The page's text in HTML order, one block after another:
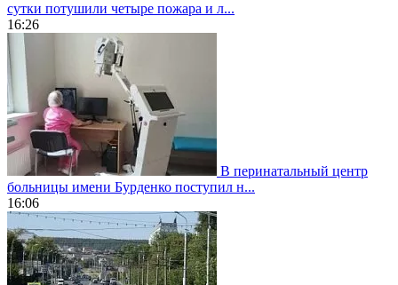
сутки потушили четыре пожара и л...
16:26
В перинатальный центр
больницы имени Бурденко поступил н...
16:06